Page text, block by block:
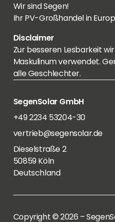
Wir sind Segen!
Ihr PV-Großhandel in
Disclaimer
Zur besseren Lesbarkeit
Maskulinum verwendet.
alle Geschlechter.
SegenSolar GmbH
+49 2234 53204-30
vertrieb@segensolar.de
Dieselstraße 2
50859 Köln
Deutschland
Copyright © 2026 –